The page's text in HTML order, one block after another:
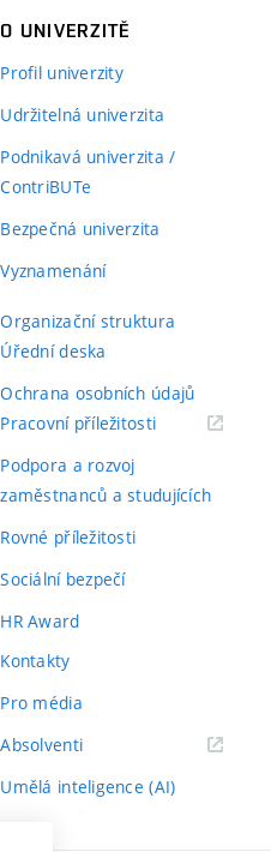
O UNIVERZITĚ
Profil univerzity
Udržitelná univerzita
Podnikavá univerzita /
ContriBUTe
Bezpečná univerzita
Vyznamenání
Organizační struktura
Úřední deska
Ochrana osobních údajů
Pracovní příležitosti(externí
Podpora a rozvoj
zaměstnanců a studujících
Rovné příležitosti
Sociální bezpečí
HR Award
Kontakty
Pro média
Absolventi(externí
Umělá inteligence (AI)